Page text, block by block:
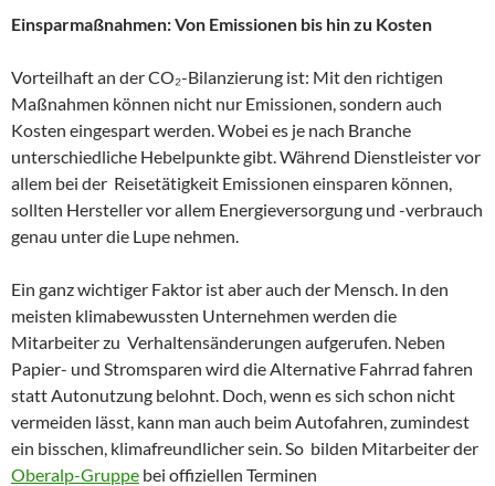
Einsparmaßnahmen: Von Emissionen bis hin zu Kosten
Vorteilhaft an der CO₂-Bilanzierung ist: Mit den richtigen
Maßnahmen können nicht nur Emissionen, sondern auch
Kosten eingespart werden. Wobei es je nach Branche
unterschiedliche Hebelpunkte gibt. Während Dienstleister vor
allem bei der Reisetätigkeit Emissionen einsparen können,
sollten Hersteller vor allem Energieversorgung und -verbrauch
genau unter die Lupe nehmen.
Ein ganz wichtiger Faktor ist aber auch der Mensch. In den
meisten klimabewussten Unternehmen werden die
Mitarbeiter zu Verhaltensänderungen aufgerufen. Neben
Papier- und Stromsparen wird die Alternative Fahrrad fahren
statt Autonutzung belohnt. Doch, wenn es sich schon nicht
vermeiden lässt, kann man auch beim Autofahren, zumindest
ein bisschen, klimafreundlicher sein. So bilden Mitarbeiter der
Oberalp-Gruppe bei offiziellen Terminen